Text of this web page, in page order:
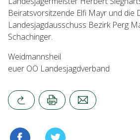
Beiratsvorsitzende Elfi Mayr und die
Landesjagdausschuss Bezirk Perg
Schachinger.
Weidmannsheil
euer OÖ Landesjagdverband